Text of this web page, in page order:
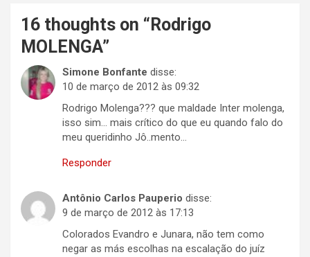
16 thoughts on “ Rodrigo
MOLENGA”
Simone Bonfante disse:
10 de março de 2012 às 09:32
Rodrigo Molenga??? que maldade Inter molenga,
isso sim… mais crítico do que eu quando falo do
meu queridinho Jô..mento…
Responder
Antônio Carlos Pauperio disse:
9 de março de 2012 às 17:13
Colorados Evandro e Junara, não tem como
negar as más escolhas na escalação do juíz